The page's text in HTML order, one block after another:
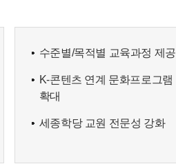
수준별/목적별 교육과정 제공
K-콘텐츠 연계 문화프로그램
확대
세종학당 교원 전문성 강화